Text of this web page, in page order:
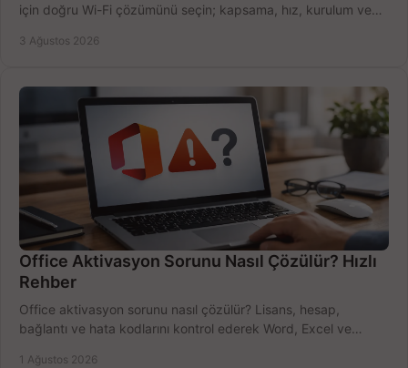
için doğru Wi-Fi çözümünü seçin; kapsama, hız, kurulum ve
3 Ağustos 2026
Office Aktivasyon Sorunu Nasıl Çözülür? Hızlı
Rehber
Office aktivasyon sorunu nasıl çözülür? Lisans, hesap,
bağlantı ve hata kodlarını kontrol ederek Word, Excel ve
1 Ağustos 2026